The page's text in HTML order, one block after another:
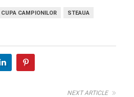
CUPA CAMPIONILOR STEAUA
NEXT ARTICLE